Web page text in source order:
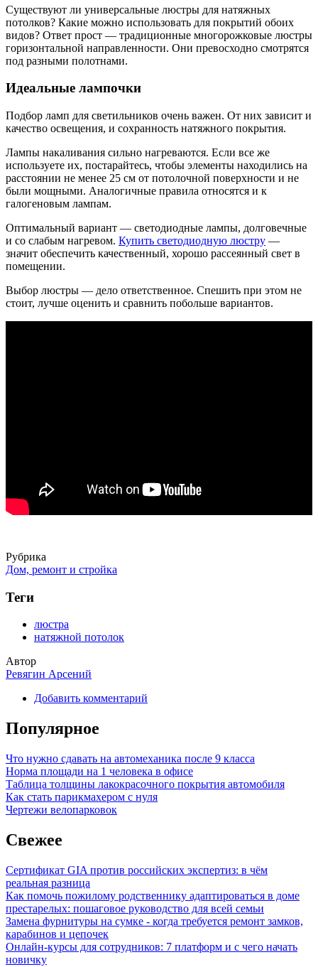
Существуют ли универсальные люстры для натяжных
потолков? Какие можно использовать для покрытий обоих
видов? Ответ прост — традиционные многорожковые люстры
горизонтальной направленности. Они превосходно смотрятся
под разными полотнами.
Идеальные лампочки
Подбор ламп для светильников очень важен. От них зависит и
качество освещения, и сохранность натяжного покрытия.
Лампы накаливания сильно нагреваются. Если все же
используете их, постарайтесь, чтобы элементы находились на
расстоянии не менее 25 см от потолочной поверхности и не
были мощными. Аналогичные правила относятся и к
галогеновым лампам.
Оптимальный вариант — светодиодные лампы, долговечные
и со слабым нагревом. Купить светодиодную люстру —
значит обеспечить качественный, хорошо рассеянный свет в
помещении.
Выбор люстры — дело ответственное. Спешить при этом не
стоит, лучше оценить и сравнить побольше вариантов.
Рубрика
Дом, ремонт и стройка
Теги
люстра
натяжной потолок
Автор
Ревягин Арсений
Добавить комментарий
Популярное
Что нужно сдавать на автомеханика после 9 класса
Норма площади на 1 человека в офисе
Таблица толщины лакокрасочного покрытия автомобиля
Как стать парикмахером с нуля
Чертежи велопарковок
Свежее
Сертификат GIA против российских экспертиз: в чём
реальная разница
Как помочь пожилому родственнику адаптироваться в доме
престарелых: пошаговое руководство для всей семьи
Замена фурнитуры на сумке - когда требуется ремонт замков,
карабинов и цепочек
Онлайн-курсы для сотрудников: 7 платформ и с чего начать
новичку